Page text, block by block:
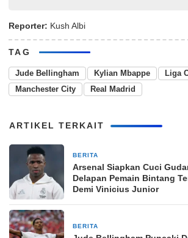
Reporter: Kush Albi
TAG
Jude Bellingham Kylian Mbappe
Liga
Manchester City
Real Madrid
ARTIKEL TERKAIT
BERITA
Arsenal Siapkan Cuci
Delapan Pemain Bintang
Demi Vinicius Junior
BERITA